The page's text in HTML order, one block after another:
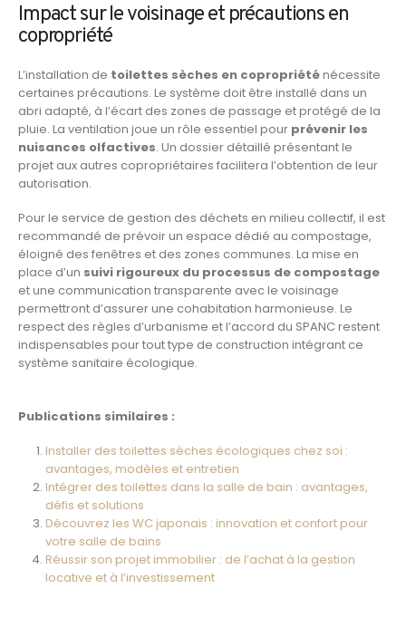
Impact sur le voisinage et précautions en
copropriété
L’installation de toilettes sèches en copropriéténécessite
certaines précautions. Le système doit être installé dans un
abri adapté, à l’écart des zones de passage et protégé de la
pluie. La ventilation joue un rôle essentiel pour prévenir les
nuisances olfactives. Un dossier détaillé présentant le
projet aux autres copropriétaires facilitera l’obtention de leur
autorisation.
Pour le service de gestion des déchets en milieu collectif, il est
recommandé de prévoir un espace dédié au compostage,
éloigné des fenêtres et des zones communes. La mise en
place d’un suivi rigoureux du processus de compostage
et une communication transparente avec le voisinage
permettront d’assurer une cohabitation harmonieuse. Le
respect des règles d’urbanisme et l’accord du SPANC restent
indispensables pour tout type de construction intégrant ce
système sanitaire écologique.
Publications similaires :
Installer des toilettes sèches écologiques chez soi :
avantages, modèles et entretien
Intégrer des toilettes dans la salle de bain : avantages,
défis et solutions
Découvrez les WC japonais : innovation et confort pour
votre salle de bains
Réussir son projet immobilier : de l’achat à la gestion
locative et à l’investissement